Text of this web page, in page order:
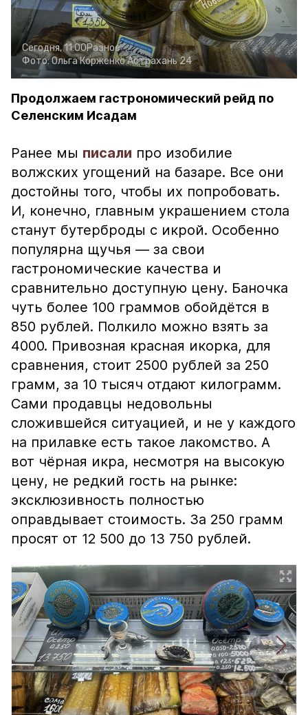
Сегодня, 11:00Разное
Фото:Ольга КорженкоАстрахань 24
Продолжаем гастрономический рейд по
Селенским Исадам
Ранее мы писали про изобилие
волжских угощений на базаре. Все они
достойны того, чтобы их попробовать.
И, конечно, главным украшением стола
станут бутерброды с икрой. Особенно
популярна щучья — за свои
гастрономические качества и
сравнительно доступную цену. Баночка
чуть более 100 граммов обойдётся в
850 рублей. Полкило можно взять за
4000. Привозная красная икорка, для
сравнения, стоит 2500 рублей за 250
грамм, за 10 тысяч отдают килограмм.
Сами продавцы недовольны
сложившейся ситуацией, и не у каждого
на прилавке есть такое лакомство. А
вот чёрная икра, несмотря на высокую
цену, не редкий гость на рынке:
эксклюзивность полностью
оправдывает стоимость. За 250 грамм
просят от 12 500 до 13 750 рублей.